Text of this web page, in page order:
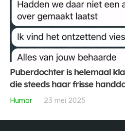
Puberdochter is helemaal
die steeds haar frisse
Humor
23 mei 2025